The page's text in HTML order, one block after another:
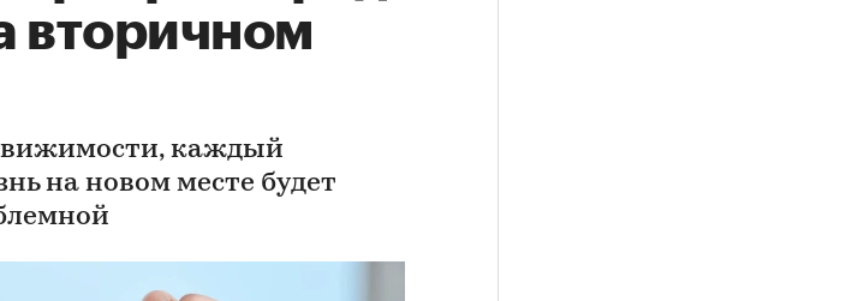
вторичном
каждый
на новом месте будет